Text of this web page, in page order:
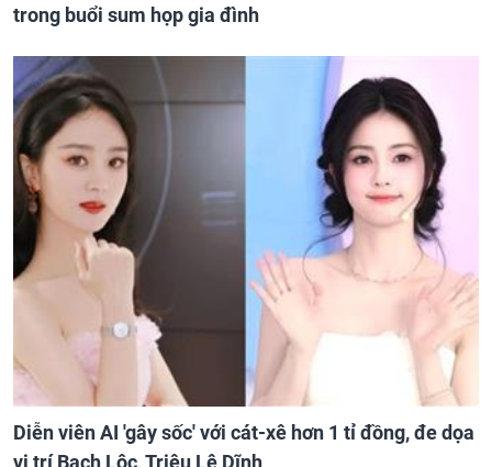
trong buổi sum họp gia đình
Diễn viên AI 'gây sốc' với cát-xê hơn 1 tỉ đồng, đe dọa
vị trí Bạch Lộc, Triệu Lệ Dĩnh